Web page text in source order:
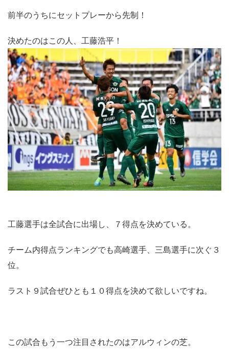
前半のうちにセットプレーから先制！
決めたのはこの人、工藤浩平！
工藤選手は全試合に出場し、７得点を決めている。
チーム内得点ランキングでも高崎選手、三島選手に次ぐ３
位。
ラスト９試合ぜひとも１０得点を決めて欲しいですね。
この試合もう一つ注目されたのはアルウィンの芝。